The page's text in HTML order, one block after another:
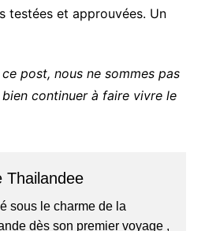
testées et approuvées. Un
post, nous ne sommes pas
continuer à faire vivre le
Thailandee
sous le charme de la
dès son premier voyage ,